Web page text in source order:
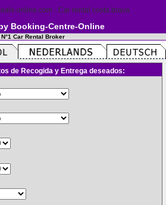
Booking-Centre-Online
N°1 Car Rental Broker
de Recogida y Entrega deseados: